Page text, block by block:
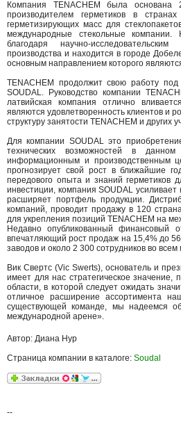
Компания TENACHEM была
производителем герметиков в
герметизирующих масс для
международные стекольные
благодаря научно-
производства и находится в городе
основным направлением которого
TENACHEM продолжит свою работу
SOUDAL. Руководство компании
латвийская компания отлично
являются удовлетворенность клиентов и
структуру занятости TENACHEM и других
Для компании SOUDAL это
технических возможностей в
информационным и производственным
прогнозирует свой рост в ближайшие
передового опыта и знаний герметиков
инвестиции, компания SOUDAL
расширяет портфель продукции.
компаний, проводит продажу в 120
для укрепления позиций TENACHEM на
Недавно опубликованный финансовый
впечатляющий рост продаж на 15,4% до
заводов и около 2 300 сотрудников во всем
Вик Свертс (Vic Swerts), основатель и
имеет для нас стратегическое
области, в которой следует ожидать
отличное расширение ассортимента
существующей команде, мы надеемся
международной арене».
Автор: Диана Нур
Страница компании в каталоге: Soudal
--